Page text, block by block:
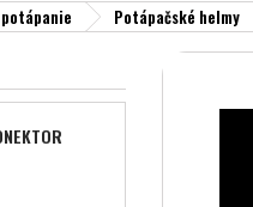
Potápačské helmy